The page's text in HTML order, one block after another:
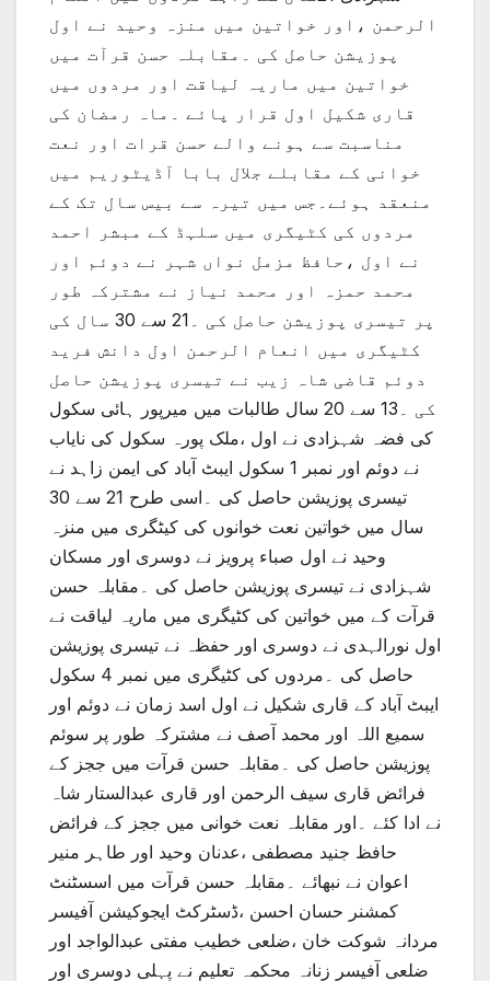
الرحمن ،اور خواتین میں منزہ وحید نے اول
پوزیشن حاصل کی ۔مقابلہ حسن قرآت میں
خواتین میں ماریہ لیاقت اور مردوں میں
قاری شکیل اول قرار پائے ۔ماہ رمضان کی
مناسبت سے ہونے والے حسن قرات اور نعت
خوانی کے مقابلے جلال بابا آڈیٹوریم میں
منعقد ہوئے۔جس میں تیرہ سے بیس سال تک کے
مردوں کی کٹیگری میں سلہڈ کے مبشر احمد
نے اول ،حافظ مزمل نواں شہر نے دوئم اور
محمد حمزہ اور محمد نیاز نے مشترکہ طور
پر تیسری پوزیشن حاصل کی ۔21 سے 30 سال کی
کٹیگری میں انعام الرحمن اول دانش فرید
دوئم قاضی شاہ زیب نے تیسری پوزیشن حاصل
کی ۔13 سے 20 سال طالبات میں میرپور ہائی سکول
کی فضہ شہزادی نے اول ،ملک پورہ سکول کی نایاب
نے دوئم اور نمبر 1 سکول ایبٹ آباد کی ایمن زاہد نے
تیسری پوزیشن حاصل کی ۔اسی طرح 21 سے 30
سال میں خواتین نعت خوانوں کی کیٹگری میں منزہ
وحید نے اول صباء پرویز نے دوسری اور مسکان
شہزادی نے تیسری پوزیشن حاصل کی ۔مقابلہ حسن
قرآت کے میں خواتین کی کٹیگری میں ماریہ لیاقت نے
اول نورالہدی نے دوسری اور حفظہ نے تیسری پوزیشن
حاصل کی ۔مردوں کی کٹیگری میں نمبر 4 سکول
ایبٹ آباد کے قاری شکیل نے اول اسد زمان نے دوئم اور
سمیع اللہ اور محمد آصف نے مشترکہ طور پر سوئم
پوزیشن حاصل کی ۔مقابلہ حسن قرآت میں ججز کے
فرائض قاری سیف الرحمن اور قاری عبدالستار شاہ
نے ادا کئے ۔اور مقابلہ نعت خوانی میں ججز کے فرائض
حافظ جنید مصطفی ،عدنان وحید اور طاہر منیر
اعوان نے نبھائے ۔مقابلہ حسن قرآت میں اسسٹنٹ
کمشنر حسان احسن ،ڈسٹرکٹ ایجوکیشن آفیسر
مردانہ شوکت خان ،ضلعی خطیب مفتی عبدالواجد اور
ضلعی آفیسر زنانہ محکمہ تعلیم نے پہلی دوسری اور